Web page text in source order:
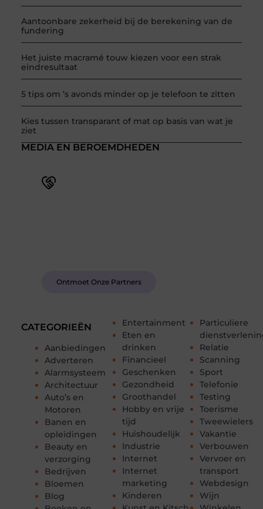
Aantoonbare zekerheid bij de berekening van de
fundering
Het juiste macramé touw kiezen voor een strak
eindresultaat
5 tips om ’s avonds minder op je telefoon te zitten
Kies tussen transparant of mat op basis van wat je
ziet
CATEGORIEËN
Aanbiedingen
Adverteren
Alarmsysteem
Architectuur
Auto’s en
Motoren
Banen en
opleidingen
Beauty en
verzorging
Bedrijven
Bloemen
Blog
Entertainment
Eten en
drinken
Financieel
Geschenken
Gezondheid
Groothandel
Hobby en vrije
tijd
Huishoudelijk
Industrie
Internet
Internet
marketing
Kinderen
Particuliere
Relatie
Scanning
Sport
Telefonie
Testing
Toerisme
Tweewielers
Vakantie
Verbouwen
Vervoer en
transport
Webdesign
Wijn
MEDIA EN BEROEMDHEDEN
Ontmoet Onze Partners